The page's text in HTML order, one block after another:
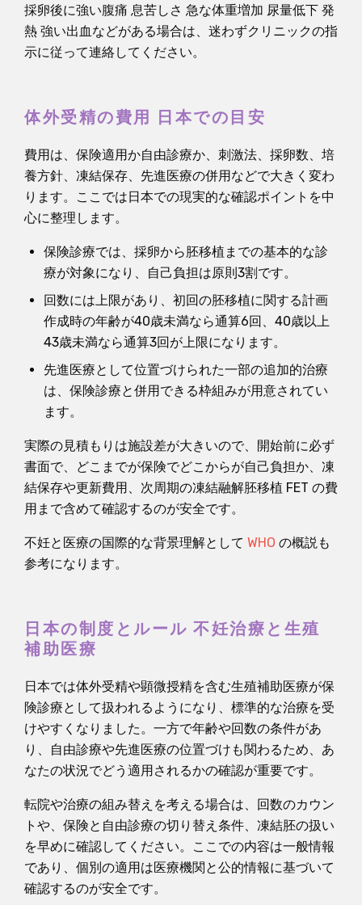
採卵後に強い腹痛 息苦しさ 急な体重増加 尿量低下 発
熱 強い出血などがある場合は、迷わずクリニックの指
示に従って連絡してください。
体外受精の費用 日本での目安
費用は、保険適用か自由診療か、刺激法、採卵数、培
養方針、凍結保存、先進医療の併用などで大きく変わ
ります。ここでは日本での現実的な確認ポイントを中
心に整理します。
保険診療では、採卵から胚移植までの基本的な診
療が対象になり、自己負担は原則3割です。
回数には上限があり、初回の胚移植に関する計画
作成時の年齢が40歳未満なら通算6回、40歳以上
43歳未満なら通算3回が上限になります。
先進医療として位置づけられた一部の追加的治療
は、保険診療と併用できる枠組みが用意されてい
ます。
実際の見積もりは施設差が大きいので、開始前に必ず
書面で、どこまでが保険でどこからが自己負担か、凍
結保存や更新費用、次周期の凍結融解胚移植 FET の費
用まで含めて確認するのが安全です。
不妊と医療の国際的な背景理解として WHO の概説も
参考になります。
日本の制度とルール 不妊治療と生殖
補助医療
日本では体外受精や顕微授精を含む生殖補助医療が保
険診療として扱われるようになり、標準的な治療を受
けやすくなりました。一方で年齢や回数の条件があ
り、自由診療や先進医療の位置づけも関わるため、あ
なたの状況でどう適用されるかの確認が重要です。
転院や治療の組み替えを考える場合は、回数のカウン
トや、保険と自由診療の切り替え条件、凍結胚の扱い
を早めに確認してください。ここでの内容は一般情報
であり、個別の適用は医療機関と公的情報に基づいて
確認するのが安全です。